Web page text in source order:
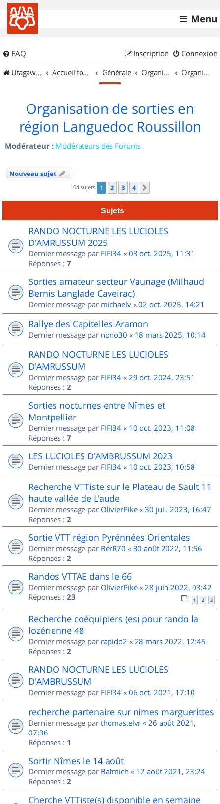
Menu
FAQ Connexion
Inscription
UtagawaVTT (Randos VTT et VTTAE avec traces GPS)
Accueil forum Générale Organisation de sorties & Recherche de partenaires Organisation de sorties en région Languedoc Roussillon
Organisation de sorties en
région Languedoc Roussillon
Modérateur : Modérateurs des Forums
Nouveau sujet
104 sujets 1 2 3 4
Sujets
RANDO NOCTURNE LES LUCIOLES
D'AMRUSSUM 2025
Dernier message par FIFI34 « 03 oct. 2025, 11:31
Réponses : 7
Sorties amateur secteur Vaunage (Milhaud
Bernis Langlade Caveirac)
Dernier message par michaelv « 02 oct. 2025, 14:21
Rallye des Capitelles Aramon
Dernier message par nono30 « 18 mars 2025, 10:14
RANDO NOCTURNE LES LUCIOLES
D'AMRUSSUM
Dernier message par FIFI34 « 29 oct. 2024, 23:51
Réponses : 2
Sorties nocturnes entre Nîmes et
Montpellier
Dernier message par FIFI34 « 10 oct. 2023, 11:08
Réponses : 7
LES LUCIOLES D'AMBRUSSUM 2023
Dernier message par FIFI34 « 10 oct. 2023, 10:58
Recherche VTTiste sur le Plateau de Sault 11
haute vallée de L'aude
Dernier message par OlivierPike « 30 juil. 2023, 16:47
Réponses : 2
Sortie VTT région Pyrénnées Orientales
Dernier message par BerR70 « 30 août 2022, 11:56
Réponses : 2
Randos VTTAE dans le 66
Dernier message par OlivierPike « 28 juin 2022, 03:42
Réponses : 23 1 2 3
Recherche coéquipiers (es) pour rando la
lozérienne 48
Dernier message par rapido2 « 28 mars 2022, 12:45
Réponses : 2
RANDO NOCTURNE LES LUCIOLES
D'AMBRUSSUM
Dernier message par FIFI34 « 06 oct. 2021, 17:10
recherche partenaire sur nimes marguerittes
Dernier message par thomas.elvr « 26 août 2021,
07:36
Réponses : 1
Sortir Nîmes le 14 août
Dernier message par Bafmich « 12 août 2021, 23:24
Réponses : 2
Cherche VTTiste(s) disponible en semaine